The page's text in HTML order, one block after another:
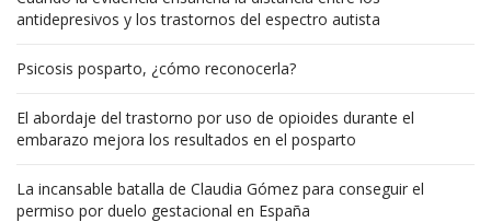
antidepresivos y los trastornos del espectro autista
Psicosis posparto, ¿cómo reconocerla?
El abordaje del trastorno por uso de opioides durante el
embarazo mejora los resultados en el posparto
La incansable batalla de Claudia Gómez para conseguir el
permiso por duelo gestacional en España